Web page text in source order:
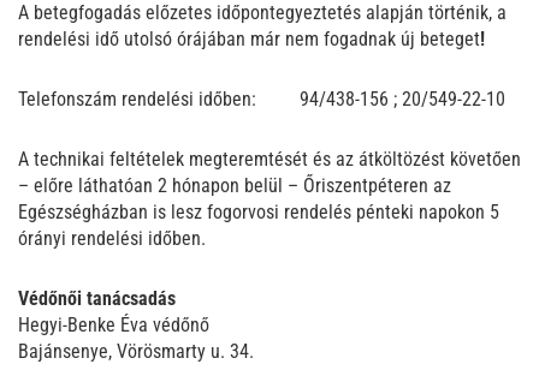
A betegfogadás előzetes időpontegyeztetés alapján történik, a
rendelési idő utolsó órájában már nem fogadnak új beteget!
Telefonszám rendelési időben: 94/438-156 ; 20/549-22-10
A technikai feltételek megteremtését és az átköltözést követően
– előre láthatóan 2 hónapon belül – Őriszentpéteren az
Egészségházban is lesz fogorvosi rendelés pénteki napokon 5
órányi rendelési időben.
Védőnői tanácsadás
Hegyi-Benke Éva védőnő
Bajánsenye, Vörösmarty u. 34.